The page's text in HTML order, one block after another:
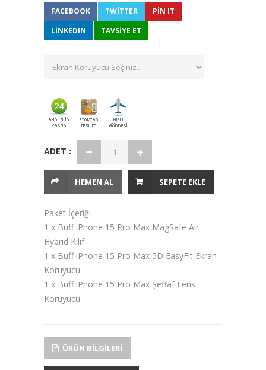
FACEBOOK TWITTER
PIN IT
LINKEDIN
TAVSİYE ET
ADET :
HEMEN AL SEPETE EKLE
Paket İçeriği
1 x Buff iPhone 15 Pro Max MagSafe Air
Hybrid Kılıf
1 x Buff iPhone 15 Pro Max 5D EasyFit Ekran
Koruyucu
1 x Buff iPhone 15 Pro Max Şeffaf Lens
Koruyucu
ÜRÜN BILGILERI